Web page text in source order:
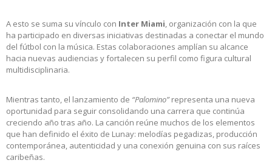
A esto se suma su vínculo con Inter Miami, organización con la que
ha participado en diversas iniciativas destinadas a conectar el mundo
del fútbol con la música. Estas colaboraciones amplían su alcance
hacia nuevas audiencias y fortalecen su perfil como figura cultural
multidisciplinaria.
Mientras tanto, el lanzamiento de “Palomino”representa una nueva
oportunidad para seguir consolidando una carrera que continúa
creciendo año tras año. La canción reúne muchos de los elementos
que han definido el éxito de Lunay: melodías pegadizas, producción
contemporánea, autenticidad y una conexión genuina con sus raíces
caribeñas.